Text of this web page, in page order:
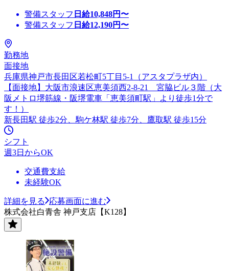
警備スタッフ 日給10,848円〜
警備スタッフ 日給12,190円〜
勤務地
面接地
兵庫県神戸市長田区若松町5丁目5-1（アスタプラザ内）
【面接地】大阪市浪速区恵美須西2-8-21 宮脇ビル３階（大
阪メトロ堺筋線・阪堺電車「恵美須町駅」より徒歩1分で
す！）
新長田駅 徒歩2分、駒ケ林駅 徒歩7分、鷹取駅 徒歩15分
シフト
週3日からOK
交通費支給
未経験OK
詳細を見る
応募画面に進む
株式会社白青舎 神戸支店【K128】